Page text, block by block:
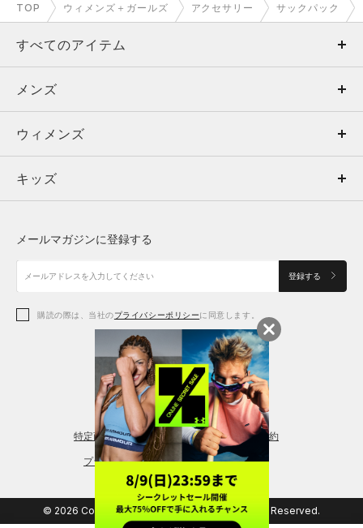
TOP ウィメンズ＋ガールズ アクセサリー サックパック
すべてのアイテム
メンズ
ウィメンズ
キッズ
アクセサリー
メンズ
トップス
ボトムス
アクセサリー
ウィメンズ
トップス
シューズ
アクセサリー
レギンス＆タイツ
キッズ
シューズ
メールマガジンに登録する
登録する
購読の際は、当社のプライバシーポリシーに同意します。
特定商取引法に基づく通販の表記 会員規約
プライバシーポリシー
© 2026 Copyright DOME Corporation. All Rights Reserved.